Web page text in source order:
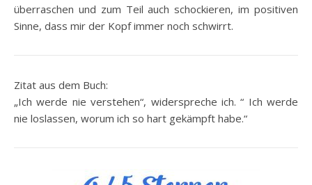
überraschen und zum Teil auch schockieren, im positiven
Sinne, dass mir der Kopf immer noch schwirrt.
Zitat aus dem Buch:
„Ich werde nie verstehen“, widerspreche ich. “ Ich werde
nie loslassen, worum ich so hart gekämpft habe.“